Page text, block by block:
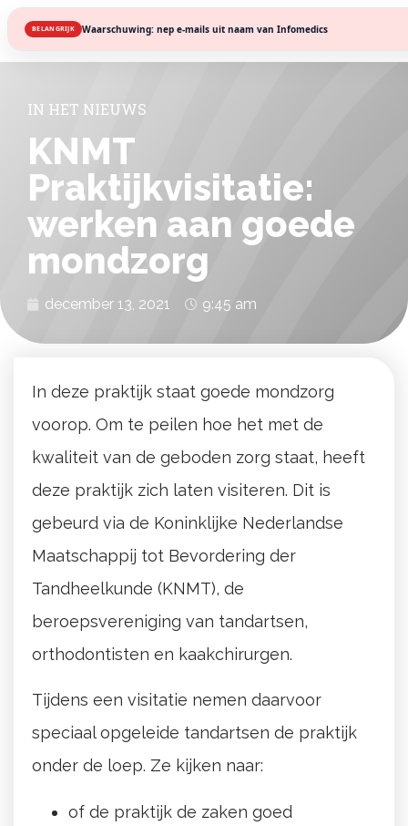
BELANGRIJK Waarschuwing: nep e-mails uit naam van Infomedics
IN HET NIEUWS
KNMT
Praktijkvisitatie:
werken aan goede
mondzorg
december 13, 2021 9:45 am
In deze praktijk staat goede mondzorg
voorop. Om te peilen hoe het met de
kwaliteit van de geboden zorg staat, heeft
deze praktijk zich laten visiteren. Dit is
gebeurd via de Koninklijke Nederlandse
Maatschappij tot Bevordering der
Tandheelkunde (KNMT), de
beroepsvereniging van tandartsen,
orthodontisten en kaakchirurgen.
Tijdens een visitatie nemen daarvoor
speciaal opgeleide tandartsen de praktijk
onder de loep. Ze kijken naar:
of de praktijk de zaken goed